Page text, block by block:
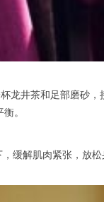
井茶和足部磨砂
。
缓解肌肉紧张，放松